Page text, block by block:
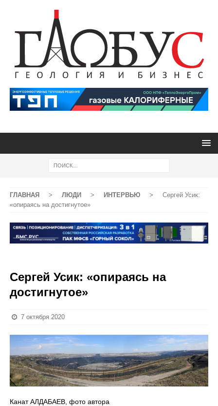
ГЛАВНАЯ > ЛЮДИ > ИНТЕРВЬЮ >
Сергей Усик:
«опираясь на достигнутое»
Сергей Усик: «опираясь на
достигнутое»
7 октября 2020
Канат АЛДАБАЕВ, фото автора